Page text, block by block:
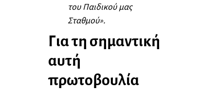
του Παιδικού μας
Σταθμού».
Για τη σημαντική
αυτή
πρωτοβουλία